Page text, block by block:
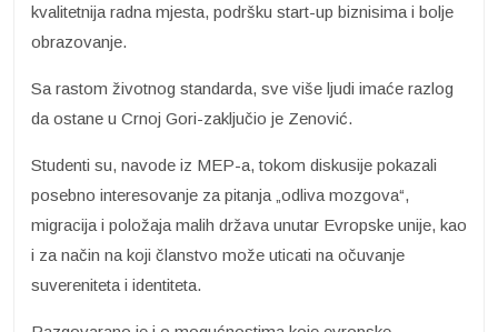
kvalitetnija radna mjesta, podršku start-up biznisima i bolje
obrazovanje.
Sa rastom životnog standarda, sve više ljudi imaće razlog
da ostane u Crnoj Gori-zaključio je Zenović.
Studenti su, navode iz MEP-a, tokom diskusije pokazali
posebno interesovanje za pitanja „odliva mozgova“,
migracija i položaja malih država unutar Evropske unije, kao
i za način na koji članstvo može uticati na očuvanje
suvereniteta i identiteta.